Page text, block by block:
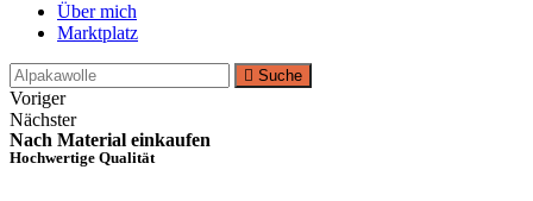
Über mich
Marktplatz
Suche
Voriger
Nächster
Nach Material einkaufen
Hochwertige Qualität